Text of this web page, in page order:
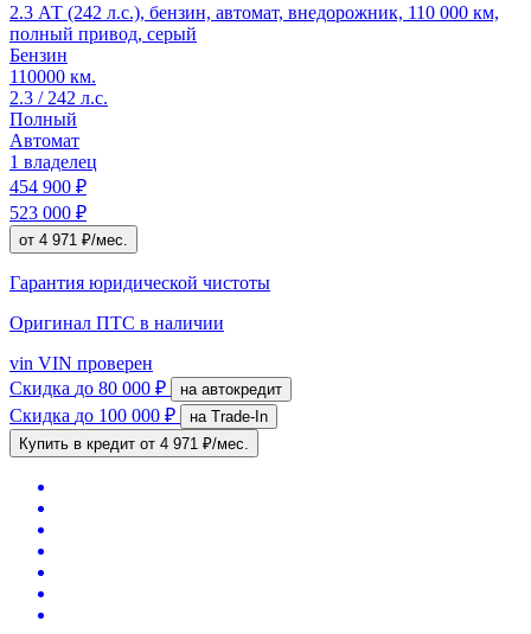
2.3 АТ (242 л.с.), бензин, автомат, внедорожник, 110 000 км,
полный привод, серый
Бензин
110000 км.
2.3 / 242 л.с.
Полный
Автомат
1 владелец
454 900 ₽
523 000 ₽
от 4 971 ₽/мес.
Гарантия юридической чистоты
Оригинал ПТС в наличии
vin VIN проверен
Скидка до 80 000 ₽ на автокредит
Скидка до 100 000 ₽
на Trade-In
Купить в кредит от 4 971 ₽/мес.